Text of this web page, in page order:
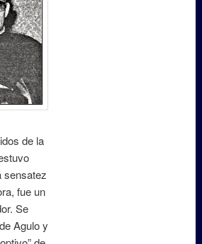
de la
sensatez
fue un
Se
Agulo y